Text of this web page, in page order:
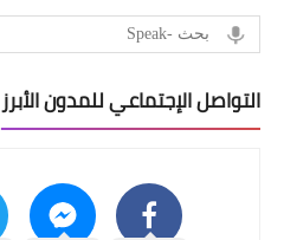
التواصل الإجتماعي للمدون الأبرز